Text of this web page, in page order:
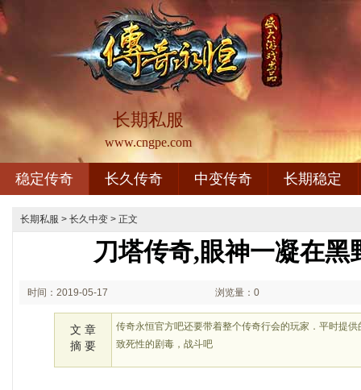
长期私服
www.cngpe.com
稳定传奇 长久传奇 中变传奇 长期稳定
长期私服 > 长久中变 > 正文
刀塔传奇,眼神一凝在黑
时间：2019-05-17 浏览量：0
文 章
摘 要
传奇永恒官方吧还要带着整个传奇行会的玩家．平时提
致死性的剧毒，战斗吧